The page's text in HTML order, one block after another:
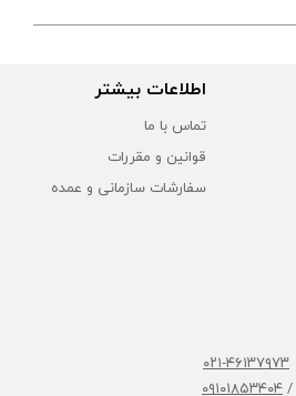
اطلاعات بیشتر
تماس با ما
قوانین و مقررات
سفارشات سازمانی و عمده
۴۶۱۳۷۹۷۳-۰۲۱
/۰۹۱۰۱۸۵۳۴۰۴